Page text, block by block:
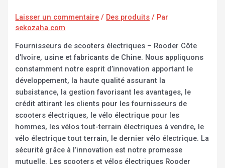
Laisser un commentaire / Des produits / Par
sekozaha.com
Fournisseurs de scooters électriques – Rooder Côte
d’Ivoire, usine et fabricants de Chine. Nous appliquons
constamment notre esprit d’innovation apportant le
développement, la haute qualité assurant la
subsistance, la gestion favorisant les avantages, le
crédit attirant les clients pour les fournisseurs de
scooters électriques, le vélo électrique pour les
hommes, les vélos tout-terrain électriques à vendre, le
vélo électrique tout terrain, le dernier vélo électrique. La
sécurité grâce à l’innovation est notre promesse
mutuelle. Les scooters et vélos électriques Rooder